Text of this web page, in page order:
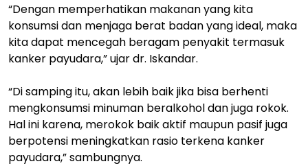
“Dengan memperhatikan makanan yang kita
konsumsi dan menjaga berat badan yang ideal, maka
kita dapat mencegah beragam penyakit termasuk
kanker payudara,” ujar dr. Iskandar.
“Di samping itu, akan lebih baik jika bisa berhenti
mengkonsumsi minuman beralkohol dan juga rokok.
Hal ini karena, merokok baik aktif maupun pasif juga
berpotensi meningkatkan rasio terkena kanker
payudara,” sambungnya.